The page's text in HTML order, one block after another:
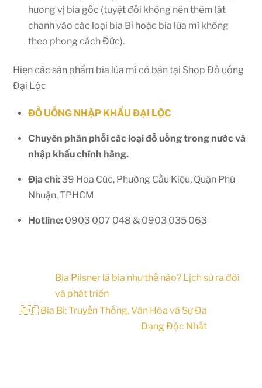
hương vị bia gốc (tuyệt đối không nên thêm lát
chanh vào các loại bia Bỉ hoặc bia lúa mì không
theo phong cách Đức).
Hiẹn các sản phẩm bia lúa mì có bán tại Shop Đồ uống
Đại Lộc
ĐỒ UỐNG NHẬP KHẨU ĐẠI LỘC
Chuyên phân phối các loại đồ uống trong nước và
nhập khẩu chính hãng.
Địa chỉ: 39 Hoa Cúc, Phường Cầu Kiệu, Quận Phú
Nhuận, TPHCM
Hotline: 0903 007 048 & 0903 035 063
Bia Pilsner là bia như thế nào? Lịch sử ra đời
và phát triển
🇧🇪 Bia Bỉ: Truyền Thống, Văn Hóa và Sự Đa
Dạng Độc Nhất